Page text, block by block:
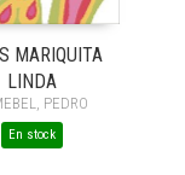
MARIQUITA
LINDA
PEDRO
En stock